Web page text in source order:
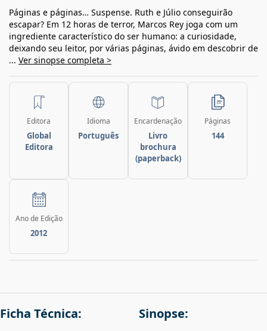
Páginas e páginas… Suspense. Ruth e Júlio conseguirão
escapar? Em 12 horas de terror, Marcos Rey joga com um
ingrediente característico do ser humano: a curiosidade,
deixando seu leitor, por várias páginas, ávido em descobrir de
... Ver sinopse completa >
Editora
Global
Editora
Idioma
Português
Encardenação
Livro
brochura
(paperback)
Páginas
144
Ano de Edição
2012
Ficha Técnica: Sinopse: